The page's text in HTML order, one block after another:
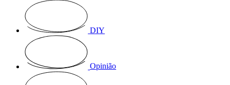
DIY
Opinião